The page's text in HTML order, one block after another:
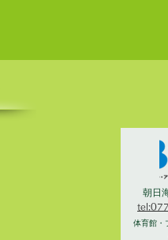
朝日
体育館・